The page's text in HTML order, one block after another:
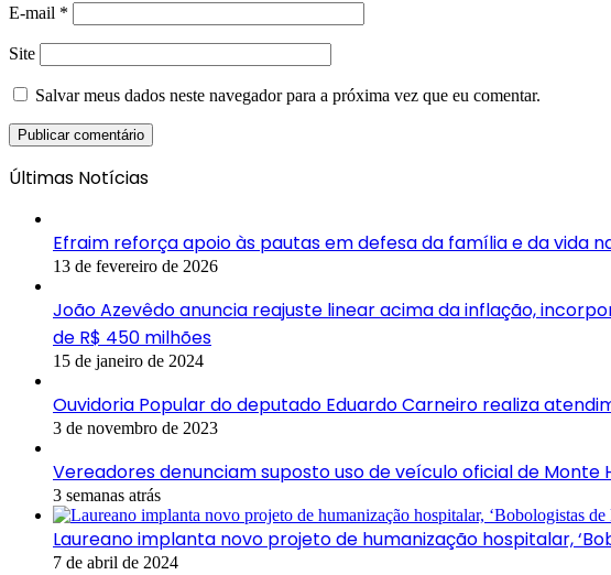
E-mail *
Site
Salvar meus dados neste navegador para a próxima vez que eu comentar.
Últimas Notícias
Efraim reforça apoio às pautas em defesa da família e da vida
13 de fevereiro de 2026
João Azevêdo anuncia reajuste linear acima da inflação,
de R$ 450 milhões
15 de janeiro de 2024
Ouvidoria Popular do deputado Eduardo Carneiro realiza
3 de novembro de 2023
Vereadores denunciam suposto uso de veículo oficial de
3 semanas atrás
Laureano implanta novo projeto de humanização hospitalar,
7 de abril de 2024